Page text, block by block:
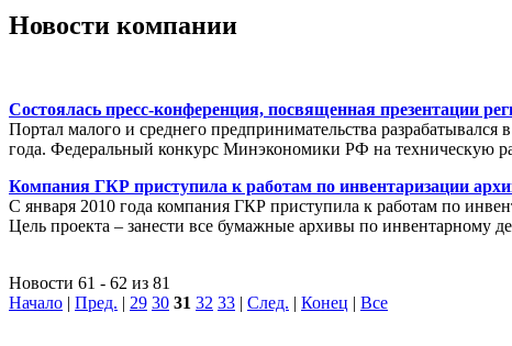
Новости компании
Состоялась пресс-конференция, посвященная презентации
Портал малого и среднего предпринимательства
года. Федеральный конкурс Минэкономики РФ на техническую
Компания ГКР приступила к работам по инвентаризации
С января 2010 года компания ГКР приступила к работам по
Цель проекта – занести все бумажные архивы по инвентарному
Новости 61 - 62 из 81
Начало | Пред. | 29 30 31 32 33 | След. | Конец | Все